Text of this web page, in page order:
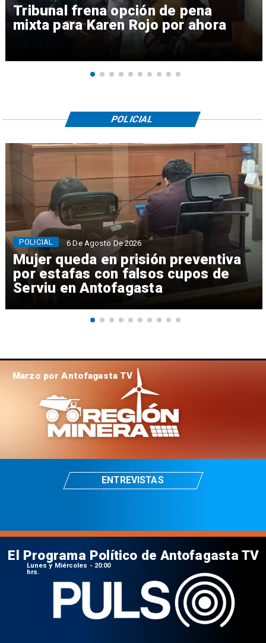
Tribunal frena opción de pena
mixta para Karen Rojo por ahora
Mujer queda en prisión preventiva
por estafas con falsos cupos de
Serviu en Antofagasta
POLICIAL 6 De Agosto De 2026
POLICIAL
Marzo por Antofagasta TV
ENTREVISTAS
El Programa Político de Antofagasta TV
Lunes y Miércoles - 20:00
hrs.